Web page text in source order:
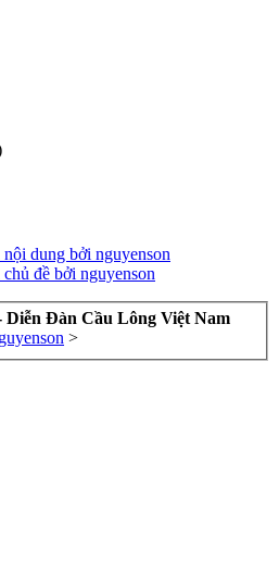
dung bởi nguyenson
đề bởi nguyenson
Đàn Cầu Lông Việt Nam
>